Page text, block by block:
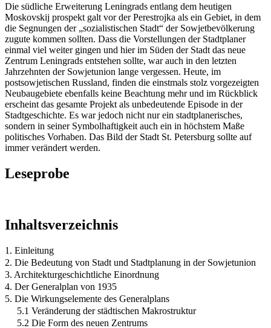
Die südliche Erweiterung Leningrads entlang dem heutigen
Moskovskij prospekt galt vor der Perestrojka als ein Gebiet, in dem
die Segnungen der „sozialistischen Stadt“ der Sowjetbevölkerung
zugute kommen sollten. Dass die Vorstellungen der Stadtplaner
einmal viel weiter gingen und hier im Süden der Stadt das neue
Zentrum Leningrads entstehen sollte, war auch in den letzten
Jahrzehnten der Sowjetunion lange vergessen. Heute, im
postsowjetischen Russland, finden die einstmals stolz vorgezeigten
Neubaugebiete ebenfalls keine Beachtung mehr und im Rückblick
erscheint das gesamte Projekt als unbedeutende Episode in der
Stadtgeschichte. Es war jedoch nicht nur ein stadtplanerisches,
sondern in seiner Symbolhaftigkeit auch ein in höchstem Maße
politisches Vorhaben. Das Bild der Stadt St. Petersburg sollte auf
immer verändert werden.
Leseprobe
Inhaltsverzeichnis
1. Einleitung
2. Die Bedeutung von Stadt und Stadtplanung in der Sowjetunion
3. Architekturgeschichtliche Einordnung
4. Der Generalplan von 1935
5. Die Wirkungselemente des Generalplans
5.1 Veränderung der städtischen Makrostruktur
5.2 Die Form des neuen Zentrums